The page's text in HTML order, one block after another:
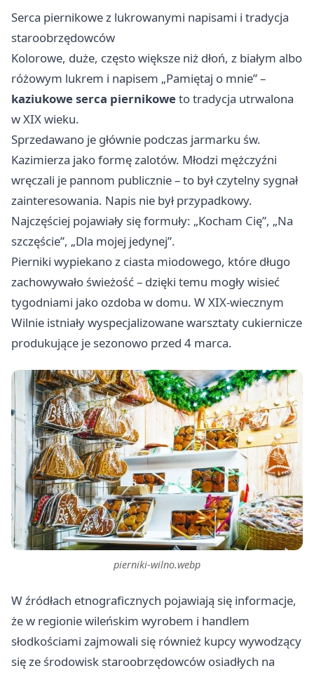
Serca piernikowe z lukrowanymi napisami i tradycja
staroobrzędowców
Kolorowe, duże, często większe niż dłoń, z białym albo
różowym lukrem i napisem „Pamiętaj o mnie” –
kaziukowe serca piernikoweto tradycja utrwalona
w XIX wieku.
Sprzedawano je głównie podczas jarmarku św.
Kazimierza jako formę zalotów. Młodzi mężczyźni
wręczali je pannom publicznie – to był czytelny sygnał
zainteresowania. Napis nie był przypadkowy.
Najczęściej pojawiały się formuły: „Kocham Cię”, „Na
szczęście”, „Dla mojej jedynej”.
Pierniki wypiekano z ciasta miodowego, które długo
zachowywało świeżość – dzięki temu mogły wisieć
tygodniami jako ozdoba w domu. W XIX-wiecznym
Wilnie istniały wyspecjalizowane warsztaty cukiernicze
produkujące je sezonowo przed 4 marca.
pierniki-wilno.webp
W źródłach etnograficznych pojawiają się informacje,
że w regionie wileńskim wyrobem i handlem
słodkościami zajmowali się również kupcy wywodzący
się ze środowisk staroobrzędowców osiadłych na